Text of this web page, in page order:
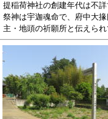
提稲荷神社の創建年代は不
祭神は宇迦魂命で、府中大
主・地頭の祈願所と伝えら